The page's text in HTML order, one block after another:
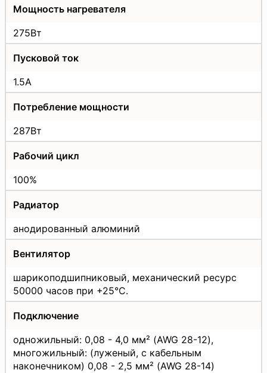
Мощность нагревателя
275Вт
Пусковой ток
1.5A
Потребление мощности
287Вт
Рабочий цикл
100%
Радиатор
анодированный алюминий
Вентилятор
шарикоподшипниковый, механический ресурс
50000 часов при +25°C.
Подключение
одножильный: 0,08 - 4,0 мм² (AWG 28-12),
многожильный: (луженый, с кабельным
наконечником) 0,08 - 2,5 мм² (AWG 28-14)